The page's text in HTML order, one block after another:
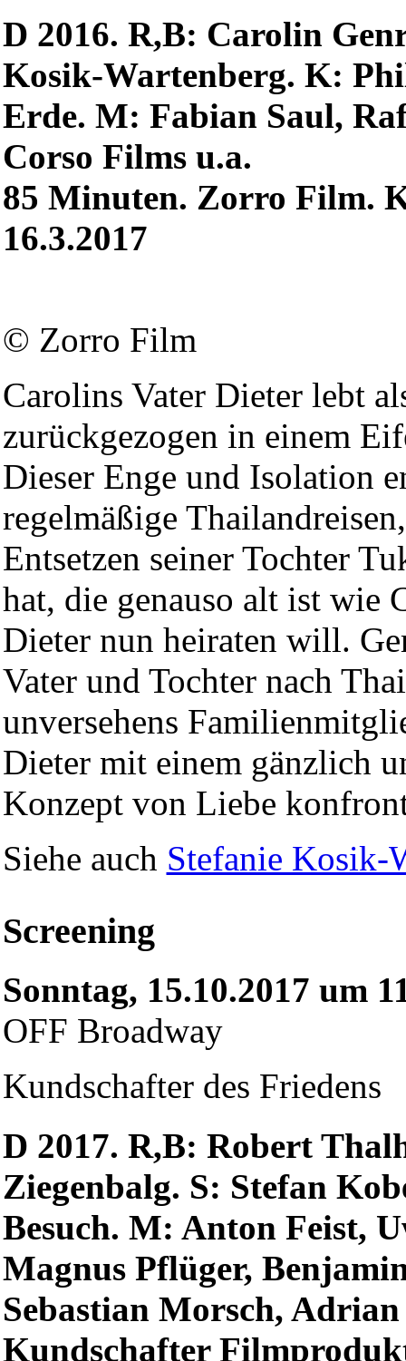
D 2016. R,B: Carolin
Kosik-Wartenberg. K:
Erde. M: Fabian Saul,
Corso Films u.a.
85 Minuten. Zorro Film.
16.3.2017
© Zorro Film
Carolins Vater Dieter lebt
zurückgezogen in einem
Dieser Enge und Isolation
regelmäßige
Entsetzen seiner Tochter
hat, die genauso alt ist wie
Dieter nun heiraten will.
Vater und Tochter nach
unversehens
Dieter mit einem gänzlich
Konzept von Liebe
Siehe auch Stefanie Kosik-
Screening
Sonntag, 15.10.2017 um
OFF Broadway
Kundschafter des Friedens
D 2017. R,B: Robert
Ziegenbalg. S: Stefan
Besuch. M: Anton Feist,
Magnus Pflüger,
Sebastian Morsch,
Kundschafter